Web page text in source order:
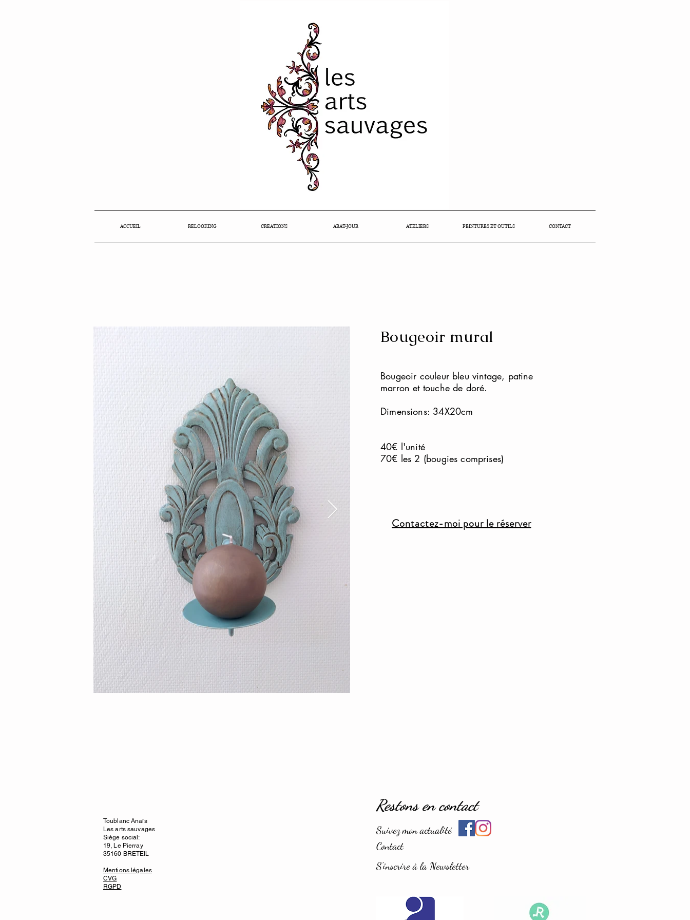
ACCUEIL RELOOKING CREATIONS ABAT-JOUR ATELIERS PEINTURES ET OUTILS CONTACT
Bougeoir mural
Bougeoir couleur bleu vintage, patine
marron et touche de doré.
Dimensions: 34X20cm
40€ l'unité
70€ les 2 (bougies comprises)
Contactez-moi pour le réserver
Restons en contact
Toublanc Anaïs
Les arts sauvages
Siège social:
19, Le Pierray
35160 BRETEIL
Mentions légales
CVG
RGPD
Suivez mon actualité
Contact
S'inscrire à la Newsletter